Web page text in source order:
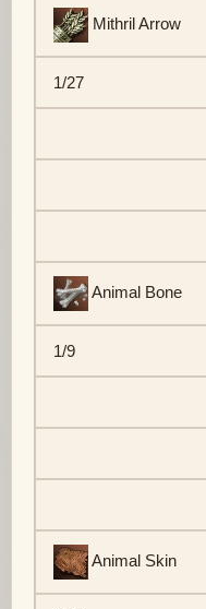
Mithril Arrow
1/27
Animal Bone
1/9
Animal Skin